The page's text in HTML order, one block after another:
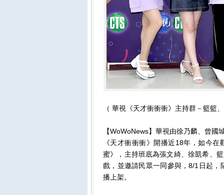
（ 華視《天才衝衝衝》主持群－籃籃
【WoWoNews】華視由徐乃麟、曾
《天才衝衝衝》開播近18年，如今
蜜》，主持班底為張文綺、徐凱希、
戲，並邀請民眾一同參與，8/1日起
播上架。